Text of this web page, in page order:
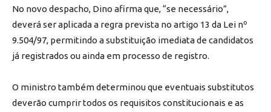
No novo despacho, Dino afirma que, “se necessário”,
deverá ser aplicada a regra prevista no artigo 13 da Lei nº
9.504/97, permitindo a substituição imediata de candidatos
já registrados ou ainda em processo de registro.
O ministro também determinou que eventuais substitutos
deverão cumprir todos os requisitos constitucionais e as